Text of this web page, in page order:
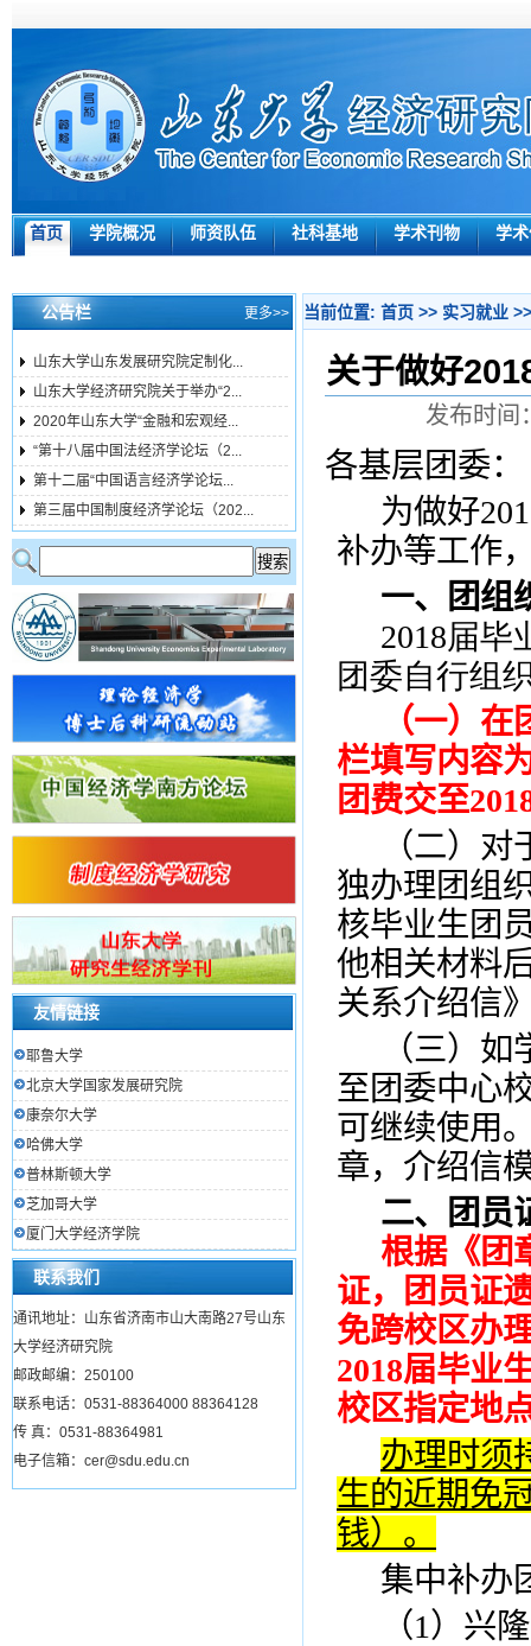
首页 学院概况 师资队伍 社科基地 学术刊物 学
公告栏 更多>>
山东大学山东发展研究院定制化...
山东大学经济研究院关于举办“2...
2020年山东大学“金融和宏观经...
“第十八届中国法经济学论坛（2...
第十二届“中国语言经济学论坛...
第三届中国制度经济学论坛（202...
友情链接
耶鲁大学
北京大学国家发展研究院
康奈尔大学
哈佛大学
普林斯顿大学
芝加哥大学
厦门大学经济学院
联系我们
通讯地址：山东省济南市山大南路27号山东
大学经济研究院
邮政邮编：250100
联系电话：0531-88364000 88364128
传 真：0531-88364981
电子信箱：cer@sdu.edu.cn
当前位置: 首页 >> 实习就业
关于做好
发布时
各基层团委：
为做好
补办等工作
一、团组
2018届毕
团委自行组
（一）
栏填写内容
团费交至
（二）
独办理团组
核毕业生团
他相关材料
关系介绍信
（三）
至团委中心
可继续使用
章，介绍信
二、团员
根据《团
证，团员证
免跨校区办
2018届毕业
校区指定地
办理时须
生的近期免
钱）。
集中补办
（1 ）兴